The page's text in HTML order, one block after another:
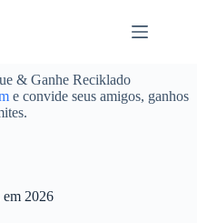
& Ganhe Reciklado
e convide seus amigos, ganhos
em 2026